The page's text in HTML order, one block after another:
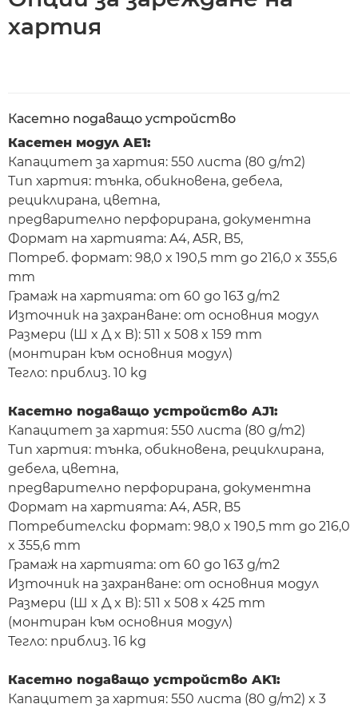
хартия
Касетно подаващо устройство
Касетен модул AE1:
Капацитет за хартия: 550 листа (80 g/m2)
Тип хартия: тънка, обикновена, дебела,
рециклирана, цветна,
предварително перфорирана, документна
Формат на хартията: A4, A5R, B5,
Потреб. формат: 98,0 x 190,5 mm до 216,0 x 355,6
mm
Грамаж на хартията: от 60 до 163 g/m2
Източник на захранване: от основния модул
Размери (Ш x Д x В): 511 x 508 x 159 mm
(монтиран към основния модул)
Тегло: приблиз. 10 kg
Касетно подаващо устройство AJ1:
Капацитет за хартия: 550 листа (80 g/m2)
Тип хартия: тънка, обикновена, рециклирана,
дебела, цветна,
предварително перфорирана, документна
Формат на хартията: A4, A5R, B5
Потребителски формат: 98,0 x 190,5 mm до 216,0
x 355,6 mm
Грамаж на хартията: от 60 до 163 g/m2
Източник на захранване: от основния модул
Размери (Ш x Д x В): 511 x 508 x 425 mm
(монтиран към основния модул)
Тегло: приблиз. 16 kg
Касетно подаващо устройство AK1:
Капацитет за хартия: 550 листа (80 g/m2) x 3